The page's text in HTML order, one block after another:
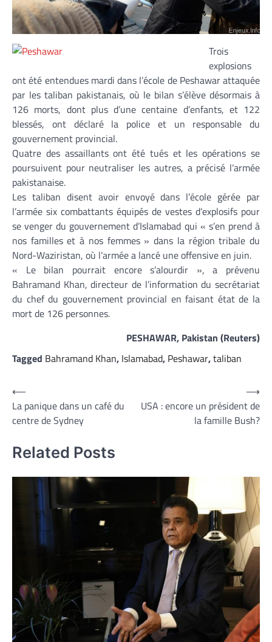
Trois
explosions
ont été entendues mardi dans l’école de Peshawar attaquée
par les taliban pakistanais, où le bilan s’élève désormais à
126 morts, dont plus d’une centaine d’enfants, et 122
blessés, ont déclaré la police et un responsable du
gouvernement provincial.
Quatre des assaillants ont été tués et les opérations se
poursuivent pour neutraliser les autres, a précisé l’armée
pakistanaise.
Les taliban disent avoir envoyé dans l’école gérée par
l’armée six combattants équipés de vestes d’explosifs pour
se venger du gouvernement d’Islamabad qui « s’en prend à
nos familles et à nos femmes » dans la région tribale du
Nord-Waziristan, où l’armée a lancé une offensive en juin.
« Le bilan pourrait encore s’alourdir », a prévenu
Bahramand Khan, directeur de l’information du secrétariat
du chef du gouvernement provincial en faisant état de la
mort de 126 personnes.
PESHAWAR, Pakistan (Reuters)
Tagged Bahramand Khan, Islamabad, Peshawar,taliban
Navigation
de
l’article
⟵
La panique dans un café du
centre de Sydney
USA : encore un président de
la famille Bush?
⟶
Related Posts